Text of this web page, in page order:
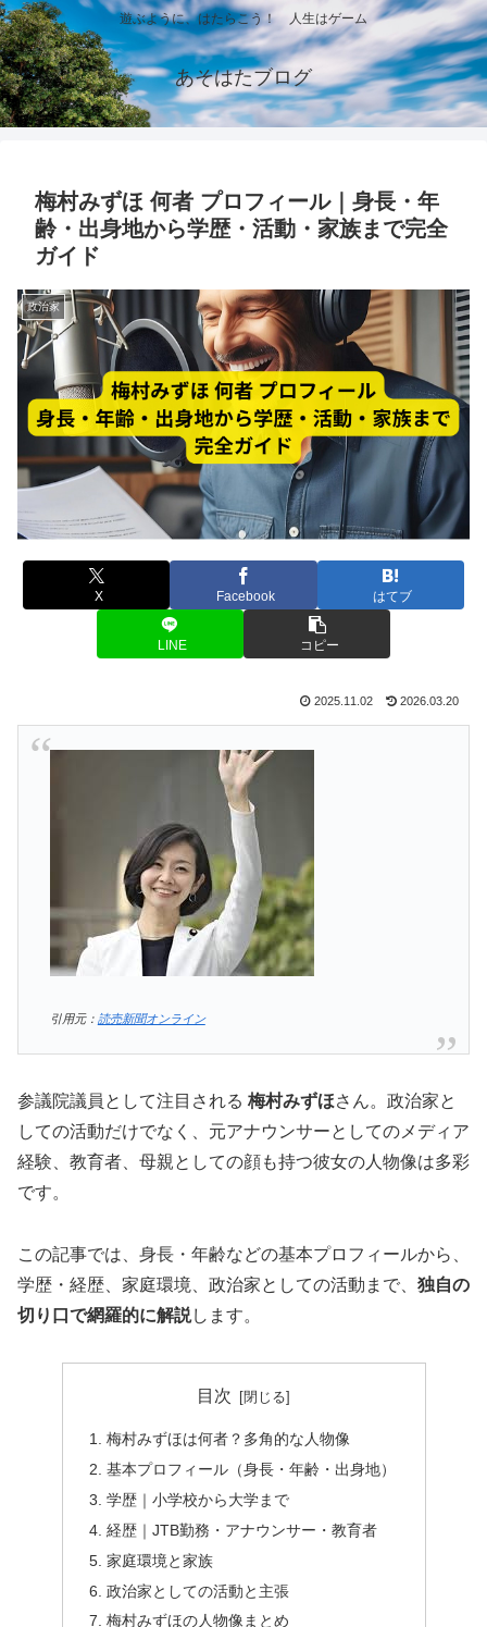
遊ぶように、はたらこう！ 人生はゲーム
あそはたブログ
梅村みずほ 何者 プロフィール｜身長・年
齢・出身地から学歴・活動・家族まで完全
ガイド
政治家
X Facebook はてブ
LINE コピー
2025.11.02 2026.03.20
引用元： 読売新聞オンライン
参議院議員として注目される 梅村みずほさん。政治家と
しての活動だけでなく、元アナウンサーとしてのメディア
経験、教育者、母親としての顔も持つ彼女の人物像は多彩
です。
この記事では、身長・年齢などの基本プロフィールから、
学歴・経歴、家庭環境、政治家としての活動まで、 独自の
切り口で網羅的に解説します。
目次
梅村みずほは何者？多角的な人物像
基本プロフィール（身長・年齢・出身地）
学歴｜小学校から大学まで
経歴｜JTB勤務・アナウンサー・教育者
家庭環境と家族
政治家としての活動と主張
梅村みずほの人物像まとめ